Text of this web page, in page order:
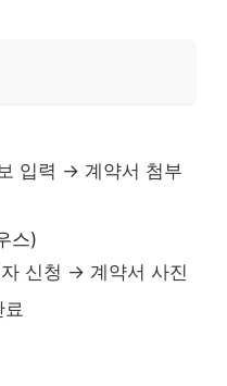
입력 → 계약서 첨부
스)
신청 → 계약서 사진